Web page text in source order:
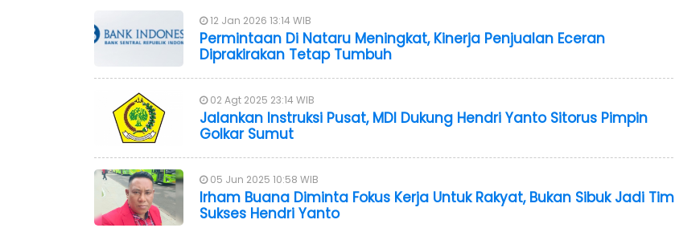
12 Jan 2026 13:14 WIB
Permintaan Di Nataru Meningkat, Kinerja Penjualan Eceran
Diprakirakan Tetap Tumbuh
02 Agt 2025 23:14 WIB
Jalankan Instruksi Pusat, MDI Dukung Hendri Yanto Sitorus Pimpin
Golkar Sumut
05 Jun 2025 10:58 WIB
Irham Buana Diminta Fokus Kerja Untuk Rakyat, Bukan Sibuk Jadi Tim
Sukses Hendri Yanto